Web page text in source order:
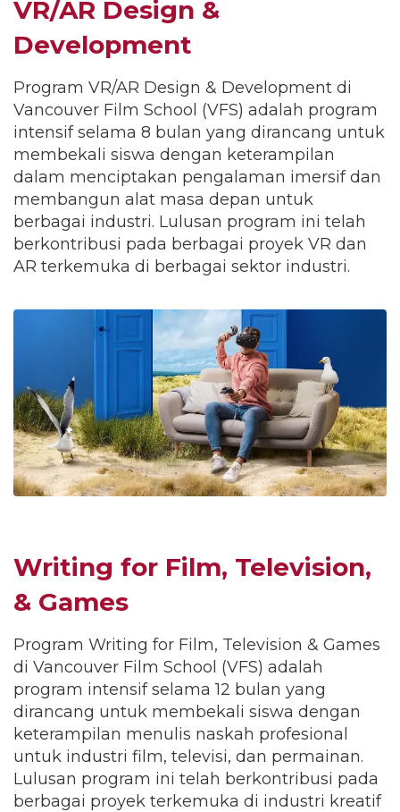
VR/AR Design &
Development
Program VR/AR Design & Development di
Vancouver Film School (VFS) adalah program
intensif selama 8 bulan yang dirancang untuk
membekali siswa dengan keterampilan
dalam menciptakan pengalaman imersif dan
membangun alat masa depan untuk
berbagai industri. Lulusan program ini telah
berkontribusi pada berbagai proyek VR dan
AR terkemuka di berbagai sektor industri.
Writing for Film, Television,
& Games
Program Writing for Film, Television & Games
di Vancouver Film School (VFS) adalah
program intensif selama 12 bulan yang
dirancang untuk membekali siswa dengan
keterampilan menulis naskah profesional
untuk industri film, televisi, dan permainan.
Lulusan program ini telah berkontribusi pada
berbagai proyek terkemuka di industri kreatif